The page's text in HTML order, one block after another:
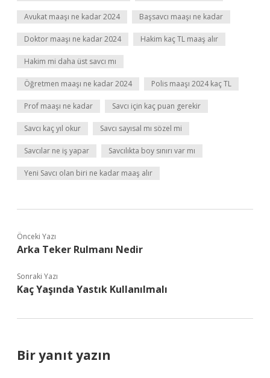
Avukat maaşı ne kadar 2024 Başsavcı maaşı ne kadar
Doktor maaşı ne kadar 2024 Hakim kaç TL maaş alır
Hakim mi daha üst savcı mı
Öğretmen maaşı ne kadar 2024 Polis maaşı 2024 kaç TL
Prof maaşı ne kadar Savcı için kaç puan gerekir
Savcı kaç yıl okur Savcı sayısal mı sözel mi
Savcılar ne iş yapar Savcılıkta boy sınırı var mı
Yeni Savcı olan biri ne kadar maaş alır
Önceki Yazı
Arka Teker Rulmanı Nedir
Sonraki Yazı
Kaç Yaşında Yastık Kullanılmalı
Bir yanıt yazın